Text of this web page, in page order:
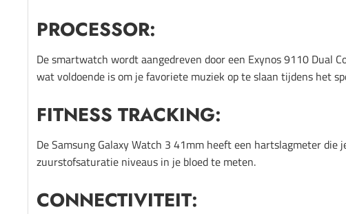
PROCESSOR:
De smartwatch wordt aangedreven door een Exynos 9110 Dual
wat voldoende is om je favoriete muziek op te slaan tijdens het
FITNESS TRACKING:
De Samsung Galaxy Watch 3 41mm heeft een hartslagmeter
zuurstofsaturatie niveaus in je bloed te meten.
CONNECTIVITEIT: